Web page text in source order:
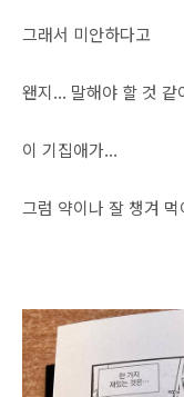
그래서 미안하다고
왠지... 말해야 할 것 같
이 기집애가...
그럼 약이나 잘 챙겨